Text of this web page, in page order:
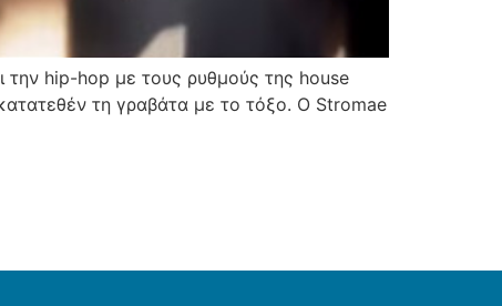
την hip-hop με τους ρυθμούς της house
τη γραβάτα με το τόξο. Ο Stromae